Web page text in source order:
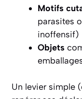
Motifs
parasites
inoffensif)
Objets
Un levier simple